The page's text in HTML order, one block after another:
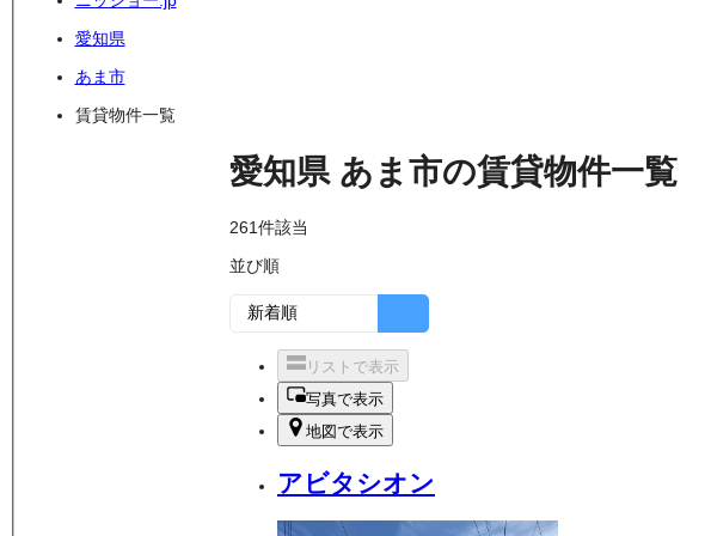
愛知県
あま市
賃貸物件一覧
愛知県 あま市の賃貸物件一覧
261件該当
並び順
リストで表示
写真で表示
地図で表示
アビタシオン